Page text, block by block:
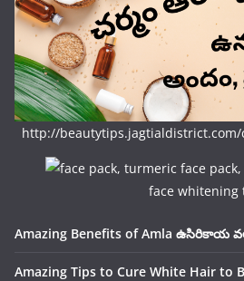
http://
face whitening
Amazing Benefits of Amla ఉసిరికాయ
Amazing Tips to Cure White Hair to